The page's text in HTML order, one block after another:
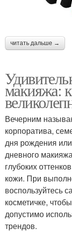
читать дальше →
макияжа:
Вечерним
корпоратива,
дня рождения
дневного
глубоких
кожи. При
воспользуйтесь
косметичке,
допустимо
трендов.